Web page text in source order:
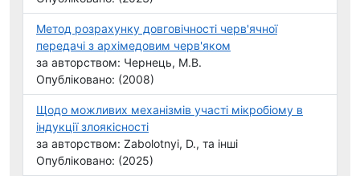
Метод розрахунку довговічності черв'ячної
передачі з архімедовим черв'яком
за авторством: Чернець, М.В.
Опубліковано: (2008)
Щодо можливих механізмів участі мікробіому в
індукції злоякісності
за авторством: Zabolotnyi, D., та інші
Опубліковано: (2025)